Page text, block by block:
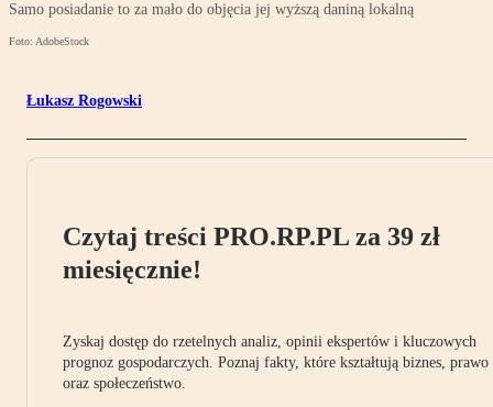
Samo posiadanie to za mało do objęcia jej wyższą daniną lokalną
Foto: AdobeStock
Łukasz Rogowski
Czytaj treści PRO.RP.PL za 39 zł
miesięcznie!
Zyskaj dostęp do rzetelnych analiz, opinii ekspertów i kluczowych
prognoz gospodarczych. Poznaj fakty, które kształtują biznes, prawo
oraz społeczeństwo.